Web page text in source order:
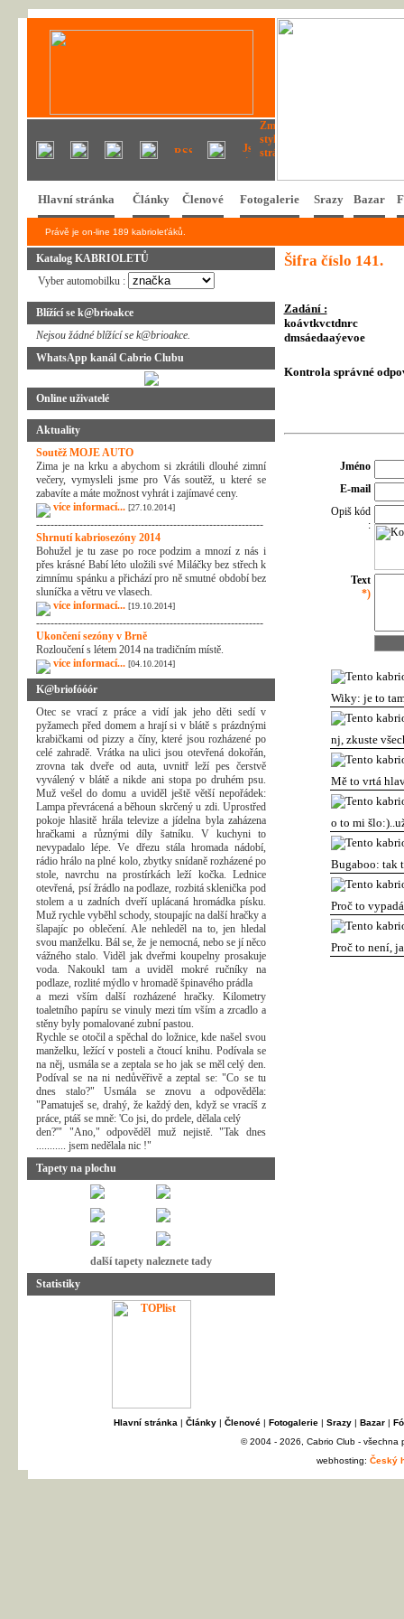
Hlavní stránka Články Členové Fotogalerie Srazy Bazar
Právě je on-line 189 kabrioleťáků.
Katalog KABRIOLETŮ
Vyber automobilku :
Blížící se k@brioakce
Nejsou žádné blížící se k@brioakce.
WhatsApp kanál Cabrio Clubu
Online uživatelé
Aktuality
Soutěž MOJE AUTO
Zima je na krku a abychom si zkrátili dlouhé zimní
večery, vymysleli jsme pro Vás soutěž, u které se
zabavíte a máte možnost vyhrát i zajímavé ceny.
více informací... [27.10.2014]
---------------------------------------------------------------
Shrnutí kabriosezóny 2014
Bohužel je tu zase po roce podzim a mnozí z nás i
přes krásné Babí léto uložili své Miláčky bez střech k
zimnímu spánku a přichází pro ně smutné období bez
sluníčka a větru ve vlasech.
více informací... [19.10.2014]
---------------------------------------------------------------
Ukončení sezóny v Brně
Rozloučení s létem 2014 na tradičním místě.
více informací... [04.10.2014]
K@briofóóór
Otec se vrací z práce a vidí jak jeho děti sedí v
pyžamech před domem a hrají si v blátě s prázdnými
krabičkami od pizzy a číny, které jsou rozházené po
celé zahradě. Vrátka na ulici jsou otevřená dokořán,
zrovna tak dveře od auta, uvnitř leží pes čerstvě
vyválený v blátě a nikde ani stopa po druhém psu.
Muž vešel do domu a uviděl ještě větší nepořádek:
Lampa převrácená a běhoun skrčený u zdi. Uprostřed
pokoje hlasitě hrála televize a jídelna byla zaházena
hračkami a různými díly šatníku. V kuchyni to
nevypadalo lépe. Ve dřezu stála hromada nádobí,
rádio hrálo na plné kolo, zbytky snídaně rozházené po
stole, navrchu na prostírkách leží kočka. Lednice
otevřená, psí žrádlo na podlaze, rozbitá sklenička pod
stolem a u zadních dveří uplácaná hromádka písku.
Muž rychle vyběhl schody, stoupajíc na další hračky a
šlapajíc po oblečení. Ale nehleděl na to, jen hledal
svou manželku. Bál se, že je nemocná, nebo se jí něco
vážného stalo. Viděl jak dveřmi koupelny prosakuje
voda. Nakoukl tam a uviděl mokré ručníky na
podlaze, rozlité mýdlo v hromadě špinavého prádla
a mezi vším další rozházené hračky. Kilometry
toaletního papíru se vinuly mezi tím vším a zrcadlo a
stěny byly pomalované zubní pastou.
Rychle se otočil a spěchal do ložnice, kde našel svou
manželku, ležící v posteli a čtoucí knihu. Podívala se
na něj, usmála se a zeptala se ho jak se měl celý den.
Podíval se na ni nedůvěřivě a zeptal se: "Co se tu
dnes stalo?" Usmála se znovu a odpověděla:
"Pamatuješ se, drahý, že každý den, když se vracíš z
práce, ptáš se mně: 'Co jsi, do prdele, dělala celý
den?'" "Ano," odpověděl muž nejistě. "Tak dnes
........... jsem nedělala nic !"
Tapety na plochu
další tapety naleznete tady
Statistiky
Šifra číslo 141.
Zadání :
koávtkvctdnrc
dmsáedaaýevoe
Kontrola správné
Jméno
E-mail
Opiš kód
:
Text
*)
Wiky: je to
nj, zkuste
Mě to vrtá
o to mi
Bugaboo: tak
Proč to
Proč to není,
Hlavní stránka | Články| Členové| Fotogalerie| Srazy| Bazar|
© 2004 - 2026, Cabrio Club - všechna
webhosting: Český